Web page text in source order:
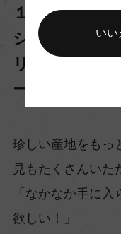
１位：【A】
シャワイン。
リリと引き締
ー。
珍しい産地をもっ
見もたくさんいた
「なかなか手に
欲しい！」
いい